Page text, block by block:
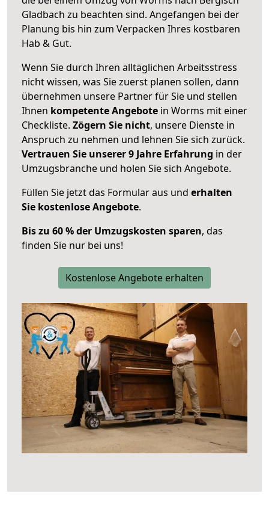
Gladbach zu beachten sind. Angefangen bei der
Planung bis hin zum Verpacken Ihres kostbaren
Hab & Gut.
Wenn Sie durch Ihren alltäglichen Arbeitsstress
nicht wissen, was Sie zuerst planen sollen, dann
übernehmen unsere Partner für Sie und stellen
Ihnen kompetente Angebote in Worms mit einer
Checkliste. Zögern Sie nicht, unsere Dienste in
Anspruch zu nehmen und lehnen Sie sich zurück.
Vertrauen Sie unserer 9 Jahre Erfahrung in der
Umzugsbranche und holen Sie sich Angebote.
Füllen Sie jetzt das Formular aus und erhalten
Sie kostenlose Angebote.
Bis zu 60 % der Umzugskosten sparen, das
finden Sie nur bei uns!
Kostenlose Angebote erhalten